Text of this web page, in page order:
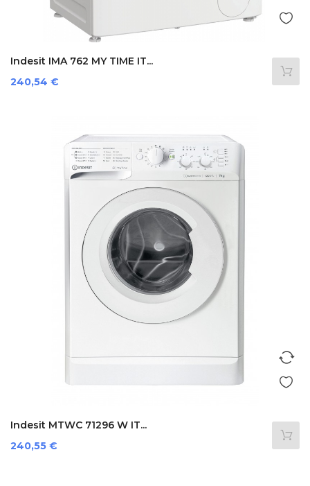
Indesit IMA 762 MY TIME IT...
Preis
240,54 €
Indesit MTWC 71296 W IT...
Preis
240,55 €